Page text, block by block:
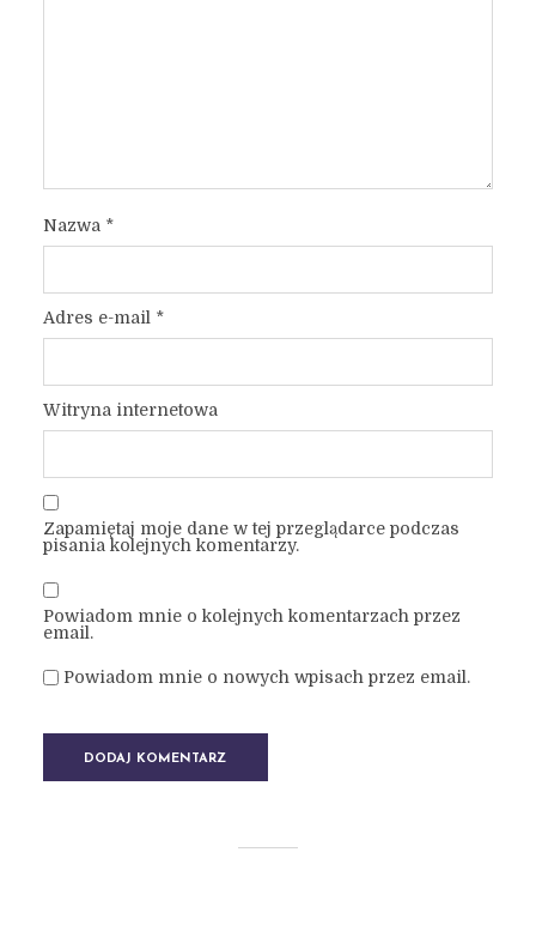
Nazwa *
Adres e-mail *
Witryna internetowa
Zapamiętaj moje dane w tej przeglądarce podczas
pisania kolejnych komentarzy.
Powiadom mnie o kolejnych komentarzach przez
email.
Powiadom mnie o nowych wpisach przez email.